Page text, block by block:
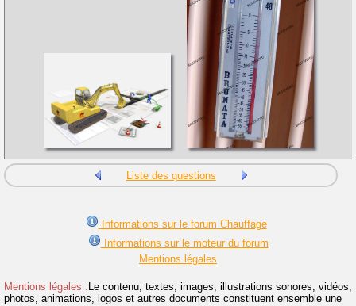
Liste des questions
Informations sur le forum Chauffage
Informations sur le moteur du forum
Mentions légales
Mentions légales : Le contenu, textes, images, illustrations sonores, vidéos,
photos, animations, logos et autres documents constituent ensemble une